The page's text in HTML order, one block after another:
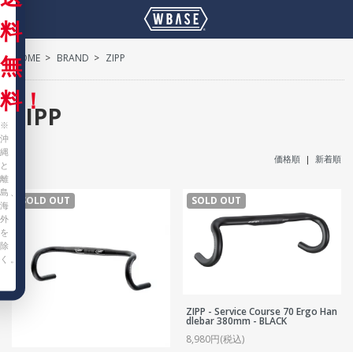
料
無
料！
※
沖
縄
と
離
島、
海
外
を
除
く。
HOME > BRAND > ZIPP
ZIPP
価格順| 新着順
SOLD OUT
ZIPP - Service Course 70 Ergo Han
dlebar 380mm - BLACK
8,980円(税込)
SOLD OUT